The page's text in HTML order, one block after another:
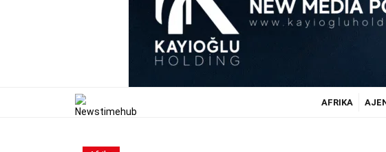
AFRIKA